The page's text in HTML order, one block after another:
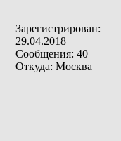
Зарегистрирован:
29.04.2018
Сообщения: 40
Откуда: Москва